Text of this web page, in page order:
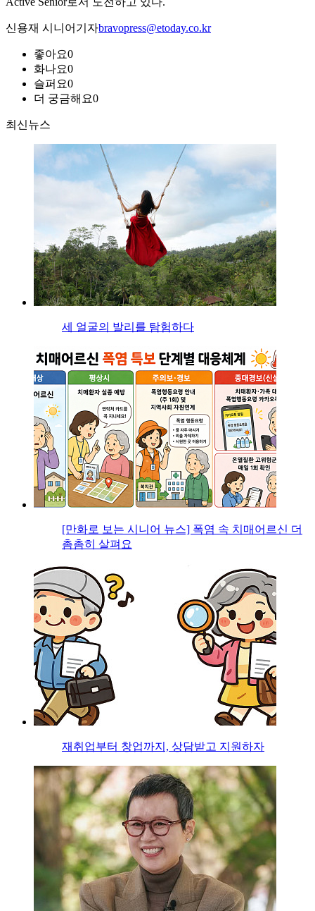
신용재 시니어기자bravopress@etoday.co.kr
좋아요0
화나요0
슬퍼요0
더 궁금해요0
최신뉴스
세 얼굴의 발리를 탐험하다
[만화로 보는 시니어 뉴스] 폭염 속 치매어르신 더
촘촘히 살펴요
재취업부터 창업까지, 상담받고 지원하자